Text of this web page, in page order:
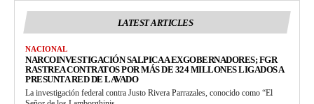
LATEST ARTICLES
NACIONAL
NARCOINVESTIGACIÓN SALPICA A EXGOBERNADORES; FGR
RASTREA CONTRATOS POR MÁS DE 324 MILLONES LIGADOS A
PRESUNTA RED DE LAVADO
La investigación federal contra Justo Rivera Parrazales, conocido como “El